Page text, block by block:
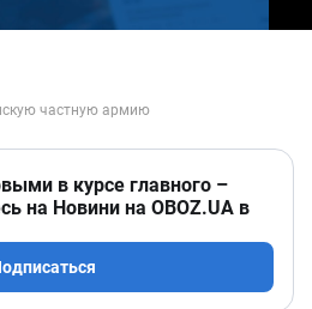
в курсе главного –
на Новини на OBOZ.UA в